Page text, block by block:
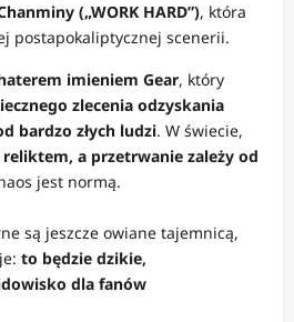
(„WORK HARD”), która
postapokaliptycznej scenerii.
imieniem Gear, który
zlecenia odzyskania
bardzo złych ludzi. W świecie,
a przetrwanie zależy od
jest normą.
są jeszcze owiane tajemnicą,
to będzie dzikie,
dla fanów